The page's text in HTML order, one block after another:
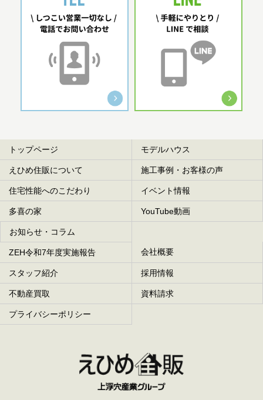
トップページ モデルハウス
えひめ住販について 施工事例・お客様の声
住宅性能へのこだわり イベント情報
多喜の家 YouTube動画
お知らせ・コラム
ZEH令和7年度実施報告 会社概要
スタッフ紹介 採用情報
不動産買取 資料請求
プライバシーポリシー